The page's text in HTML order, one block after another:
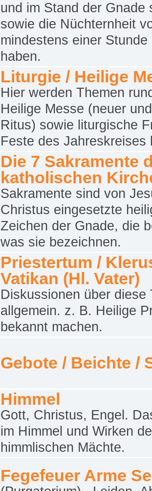
und im Stand der Gnade
sowie die Nüchternheit
mindestens einer Stunde
haben.
Liturgie / Heilige
Hier werden Themen
Heilige Messe (neuer
Ritus) sowie liturgische
Feste des Jahreskreises
Die 7 Sakramente
katholischen
Sakramente sind von
Christus eingesetzte
Zeichen der Gnade, die
was sie bezeichnen.
Priestertum /
Vatikan (Hl. Vater)
Diskussionen über diese
allgemein. z. B. Heilige
bekannt machen.
Gebote / Beichte /
Himmel
Gott, Christus, Engel.
im Himmel und Wirken
himmlischen Mächte.
Fegefeuer Arme